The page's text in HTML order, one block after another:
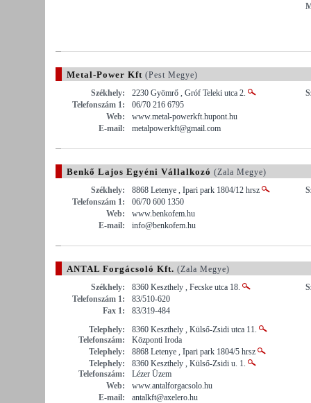
Metal-Power Kft (Pest Megye)
Székhely:
2230 Gyömrő , Gróf Teleki utca 2.
Telefonszám 1:
06/70 216 6795
Web:
www.metal-powerkft.hupont.hu
E-mail:
metalpowerkft@gmail.com
Benkő Lajos Egyéni Vállalkozó (Zala Megye)
Székhely:
8868 Letenye , Ipari park 1804/12 hrsz
Telefonszám 1:
06/70 600 1350
Web:
www.benkofem.hu
E-mail:
info@benkofem.hu
ANTAL Forgácsoló Kft. (Zala Megye)
Székhely:
8360 Keszthely , Fecske utca 18.
Telefonszám 1:
83/510-620
Fax 1:
83/319-484
Telephely:
8360 Keszthely , Külső-Zsidi utca 11.
Telefonszám:
Központi Iroda
Telephely:
8868 Letenye , Ipari park 1804/5 hrsz
Telephely:
8360 Keszthely , Külső-Zsidi u. 1.
Telefonszám:
Lézer Üzem
Web:
www.antalforgacsolo.hu
E-mail:
antalkft@axelero.hu